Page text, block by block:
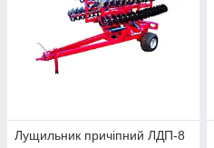
Лущильник причіпний ЛДП-8